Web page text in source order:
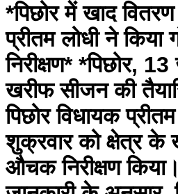
*पिछोर में खाद
प्रीतम लोधी ने
निरीक्षण* *पिछोर,
खरीफ सीजन की
पिछोर विधायक
शुक्रवार को क्षेत्र के
औचक निरीक्षण